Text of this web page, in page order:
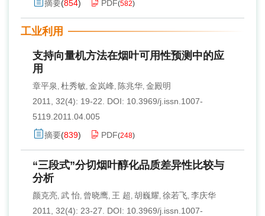
摘要(854) PDF(582)
工业利用
支持向量机方法在烟叶可用性预测中的应
用
章平泉 , 杜秀敏, 金岚峰, 陈兆华, 金殿明
2011, 32(4): 19-22.
DOI: 10.3969/j.issn.1007-
5119.2011.04.005
摘要(839) PDF(248)
“三段式”分切烟叶醇化品质差异性比较与
分析
颜克亮, 武 怡, 曾晓鹰, 王 超 , 胡巍耀, 徐若飞, 李庆华
2011, 32(4): 23-27.
DOI: 10.3969/j.issn.1007-